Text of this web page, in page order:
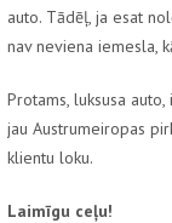
auto. Tādēļ, ja esat
nav neviena iemesla,
Protams, luksusa
jau Austrumeiropas
klientu loku.
Laimīgu ceļu!